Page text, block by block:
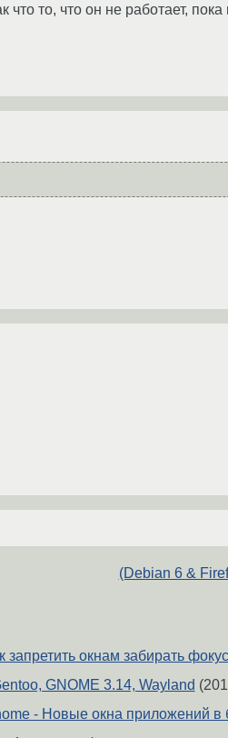
то, что он не работает,
(Debian 6 &
запретить окнам забирать
GNOME 3.14, Wayland
- Новые окна приложений в